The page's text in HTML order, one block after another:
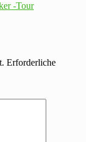
-Tour
Erforderliche